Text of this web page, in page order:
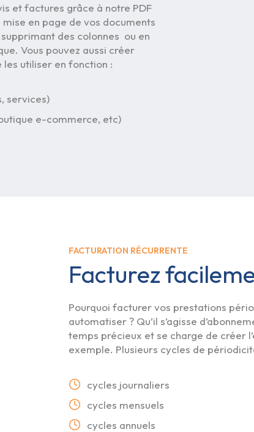
et factures grâce à notre PDF
en page de vos documents
des colonnes ou en
Vous pouvez aussi créer
utiliser en fonction :
services)
e-commerce, etc)
FACTURATION RÉCURRENTE
Facturez
Pourquoi facturer vos prestations
automatiser ? Qu’il s’agisse
temps précieux et se charge de créer
exemple. Plusieurs cycles de
cycles journaliers
cycles mensuels
cycles annuels